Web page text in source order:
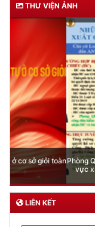
THƯ VIỆN ẢNH
Phòng Quản lý xuất
vực xuất cảnh, nhập
LIÊN KẾT